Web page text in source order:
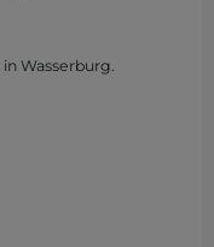
Wasserburg.